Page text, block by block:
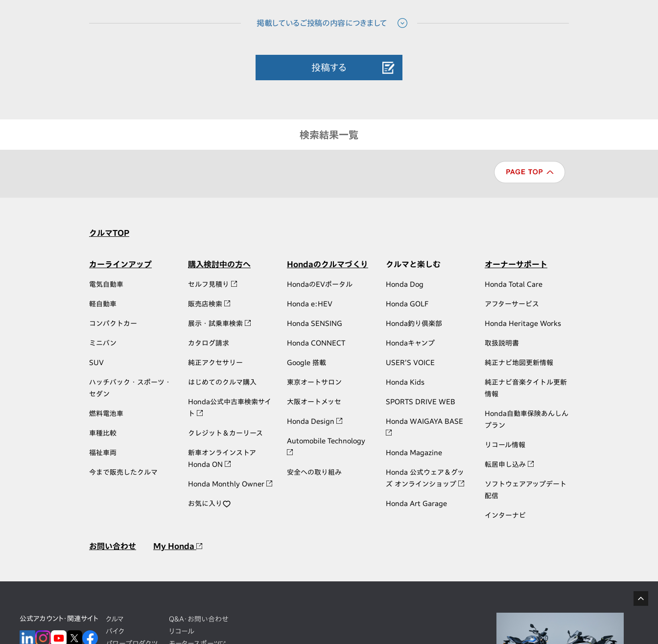
投稿する
検索結果一覧
クルマTOP
カーラインアップ
電気自動車
軽自動車
コンパクトカー
ミニバン
SUV
ハッチバック・スポーツ・
セダン
燃料電池車
車種比較
福祉車両
今まで販売したクルマ
購入検討中の方へ
セルフ見積り
販売店検索
展示・試乗車検索
カタログ請求
純正アクセサリー
はじめてのクルマ購入
Honda公式中古車検索サイ
ト
クレジット＆カーリース
新車オンラインストア
Honda ON
Honda Monthly Owner
お気に入り
Hondaのクルマづくり
HondaのEVポータル
Honda e:HEV
Honda SENSING
Honda CONNECT
Google 搭載
東京オートサロン
大阪オートメッセ
Honda Design
Automobile Technology
安全への取り組み
クルマと楽しむ
Honda Dog
Honda GOLF
Honda釣り倶楽部
Hondaキャンプ
USER'S VOICE
Honda Kids
SPORTS DRIVE WEB
Honda WAIGAYA BASE
Honda Magazine
Honda 公式ウェア＆グッ
ズ オンラインショップ
Honda Art Garage
オーナーサポート
Honda Total Care
アフターサービス
Honda Heritage Works
取扱説明書
純正ナビ地図更新情報
純正ナビ音楽タイトル更新
情報
Honda自動車保険あんしん
プラン
リコール情報
転居申し込み
ソフトウェアアップデート
配信
インターナビ
お問い合わせ My Honda
公式アカウント・関連サイト
クルマ
バイク
Q&A・お問い合わせ
リコール